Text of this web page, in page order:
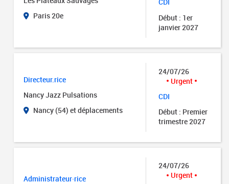
Paris 20e
CDI
Début : 1er
janvier 2027
Directeur.rice
Nancy Jazz Pulsations
Nancy (54) et déplacements
24/07/26
Urgent
CDI
Début : Premier
trimestre 2027
Administrateur·rice
24/07/26
Urgent